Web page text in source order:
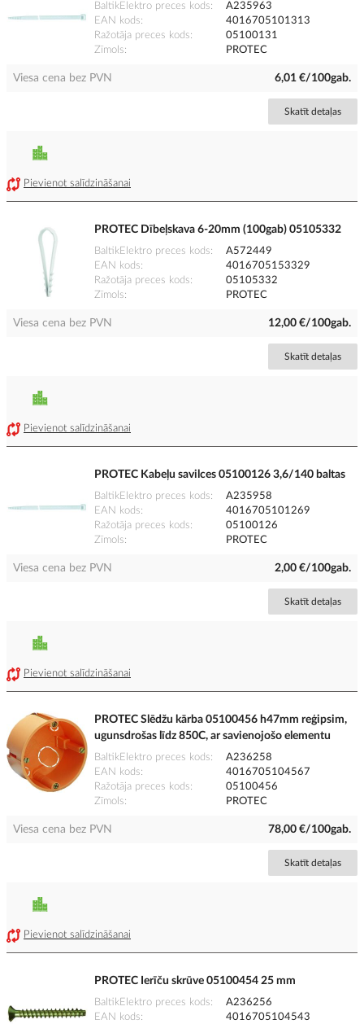
BaltikElektro preces kods
A235963
EAN kods
4016705101313
Ražotāja preces kods
05100131
Zīmols
PROTEC
Viesa cena bez PVN 6,01 €/100gab.
Skatīt detaļas
Pievienot salīdzināšanai
PROTEC Dībeļskava 6-20mm (100gab) 05105332
BaltikElektro preces kods
A572449
EAN kods
4016705153329
Ražotāja preces kods
05105332
Zīmols
PROTEC
Viesa cena bez PVN 12,00 €/100gab.
Skatīt detaļas
Pievienot salīdzināšanai
PROTEC Kabeļu savilces 05100126 3,6/140 baltas
BaltikElektro preces kods
A235958
EAN kods
4016705101269
Ražotāja preces kods
05100126
Zīmols
PROTEC
Viesa cena bez PVN 2,00 €/100gab.
Skatīt detaļas
Pievienot salīdzināšanai
PROTEC Slēdžu kārba 05100456 h47mm reģipsim,
ugunsdrošas līdz 850C, ar savienojošo elementu
BaltikElektro preces kods
A236258
EAN kods
4016705104567
Ražotāja preces kods
05100456
Zīmols
PROTEC
Viesa cena bez PVN 78,00 €/100gab.
Skatīt detaļas
Pievienot salīdzināšanai
PROTEC Ierīču skrūve 05100454 25 mm
BaltikElektro preces kods
A236256
EAN kods
4016705104543